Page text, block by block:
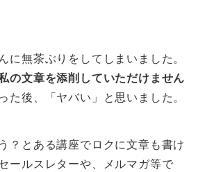
に無茶ぶりをしてしまいました。
の文章を添削していただけません
た後、「ヤバい」と思いました。
？とある講座でロクに文章も書け
ールスレターや、メルマガ等で